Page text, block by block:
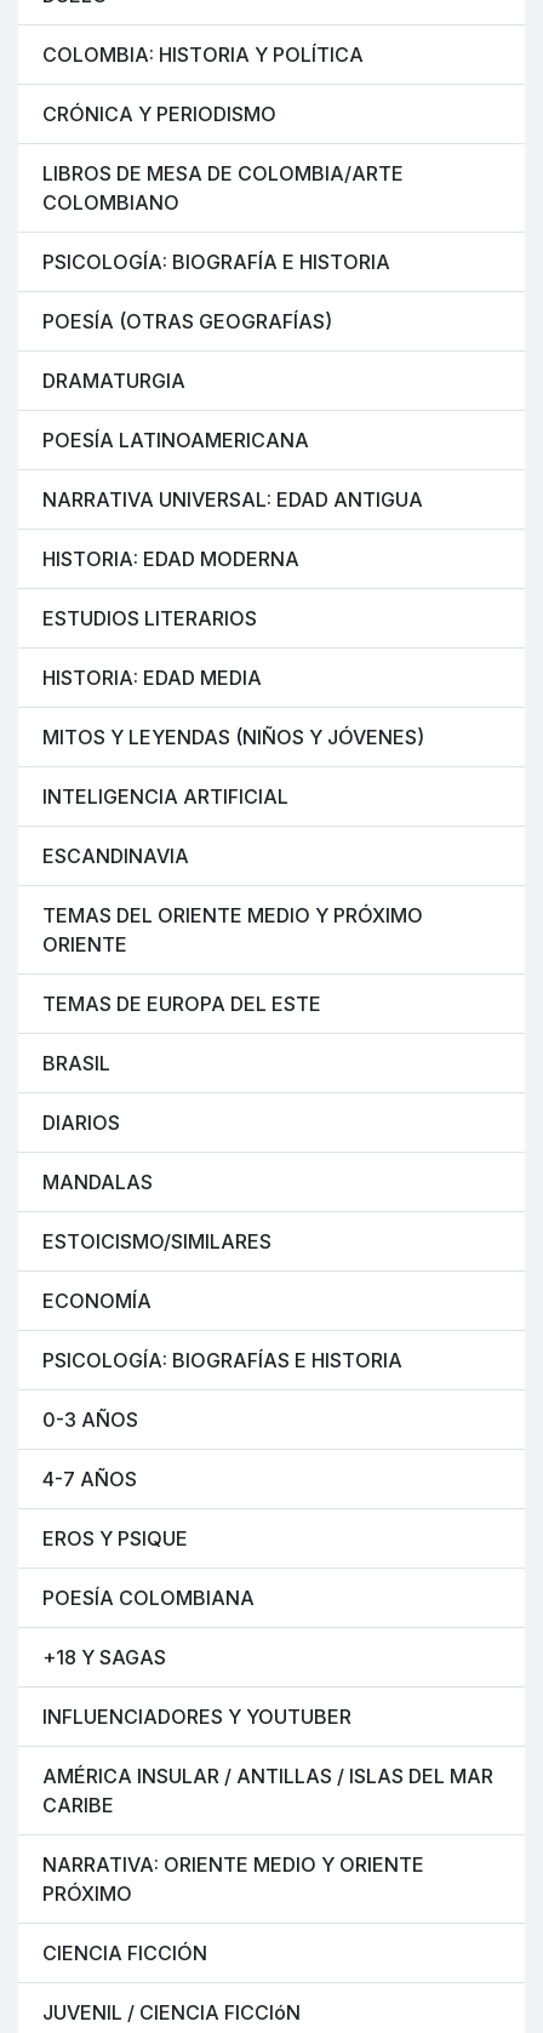
COLOMBIA: HISTORIA Y POLÍTICA
CRÓNICA Y PERIODISMO
LIBROS DE MESA DE COLOMBIA/ARTE
COLOMBIANO
PSICOLOGÍA: BIOGRAFÍA E HISTORIA
POESÍA (OTRAS GEOGRAFÍAS)
DRAMATURGIA
POESÍA LATINOAMERICANA
NARRATIVA UNIVERSAL: EDAD ANTIGUA
HISTORIA: EDAD MODERNA
ESTUDIOS LITERARIOS
HISTORIA: EDAD MEDIA
MITOS Y LEYENDAS (NIÑOS Y JÓVENES)
INTELIGENCIA ARTIFICIAL
ESCANDINAVIA
TEMAS DEL ORIENTE MEDIO Y PRÓXIMO
ORIENTE
TEMAS DE EUROPA DEL ESTE
BRASIL
DIARIOS
MANDALAS
ESTOICISMO/SIMILARES
ECONOMÍA
PSICOLOGÍA: BIOGRAFÍAS E HISTORIA
0-3 AÑOS
4-7 AÑOS
EROS Y PSIQUE
POESÍA COLOMBIANA
+18 Y SAGAS
INFLUENCIADORES Y YOUTUBER
AMÉRICA INSULAR / ANTILLAS / ISLAS DEL MAR
CARIBE
NARRATIVA: ORIENTE MEDIO Y ORIENTE
PRÓXIMO
CIENCIA FICCIÓN
JUVENIL / CIENCIA FICCIóN